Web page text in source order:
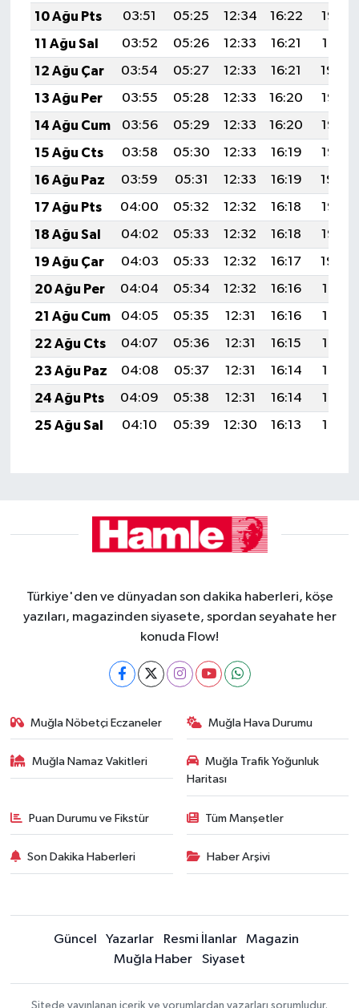
10 Ağu Pts
03:51 05:25 12:34 16:22
19:32
11 Ağu Sal
03:52 05:26 12:33 16:21
19:31
12 Ağu Çar
03:54 05:27 12:33 16:21
19:29
13 Ağu Per
03:55 05:28 12:33 16:20
19:28
14 Ağu Cum
03:56 05:29 12:33 16:20
19:27
15 Ağu Cts
03:58 05:30 12:33 16:19
19:26
16 Ağu Paz
03:59 05:31 12:33 16:19
19:24
17 Ağu Pts
04:00 05:32 12:32 16:18
19:23
18 Ağu Sal
04:02 05:33 12:32 16:18
19:22
19 Ağu Çar
04:03 05:33 12:32 16:17
19:20
20 Ağu Per
04:04 05:34 12:32 16:16
19:19
21 Ağu Cum
04:05 05:35 12:31 16:16
19:18
22 Ağu Cts
04:07 05:36 12:31 16:15
19:16
23 Ağu Paz
04:08 05:37 12:31 16:14
19:15
24 Ağu Pts
04:09 05:38 12:31 16:14
19:13
25 Ağu Sal
04:10 05:39 12:30 16:13 19:12
Türkiye'den ve dünyadan son dakika haberleri, köşe
yazıları, magazinden siyasete, spordan seyahate her
konuda Flow!
Muğla Nöbetçi Eczaneler Muğla Hava Durumu
Muğla Namaz Vakitleri
Muğla Trafik Yoğunluk
Haritası
Puan Durumu ve Fikstür Tüm Manşetler
Son Dakika Haberleri Haber Arşivi
Güncel Yazarlar Resmi İlanlar
Magazin
Muğla Haber
Siyaset
Sitede yayınlanan içerik ve yorumlardan yazarları sorumludur.